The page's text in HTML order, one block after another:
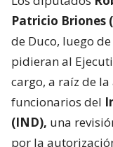
Patricio Briones
de Duco, luego
pidieran al
cargo, a raíz de
funcionarios del
(IND), una
por la